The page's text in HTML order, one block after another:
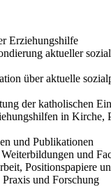
Erziehungshilfe
aktueller
über aktuelle
der katholischen
in Kirche,
und Publikationen
und
Positionspapiere
und Forschung